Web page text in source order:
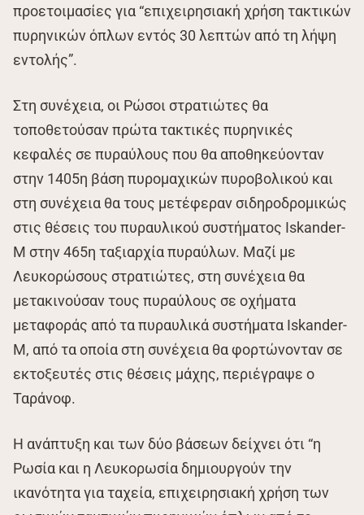
προετοιμασίες για “επιχειρησιακή χρήση τακτικών
πυρηνικών όπλων εντός 30 λεπτών από τη λήψη
εντολής”.
Στη συνέχεια, οι Ρώσοι στρατιώτες θα
τοποθετούσαν πρώτα τακτικές πυρηνικές
κεφαλές σε πυραύλους που θα αποθηκεύονταν
στην 1405η βάση πυρομαχικών πυροβολικού και
στη συνέχεια θα τους μετέφεραν σιδηροδρομικώς
στις θέσεις του πυραυλικού συστήματος Iskander-
M στην 465η ταξιαρχία πυραύλων. Μαζί με
Λευκορώσους στρατιώτες, στη συνέχεια θα
μετακινούσαν τους πυραύλους σε οχήματα
μεταφοράς από τα πυραυλικά συστήματα Iskander-
M, από τα οποία στη συνέχεια θα φορτώνονταν σε
εκτοξευτές στις θέσεις μάχης, περιέγραψε ο
Ταράνοφ.
Η ανάπτυξη και των δύο βάσεων δείχνει ότι “η
Ρωσία και η Λευκορωσία δημιουργούν την
ικανότητα για ταχεία, επιχειρησιακή χρήση των